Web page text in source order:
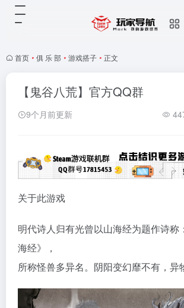
首页 • 俱 乐 部 • 游戏搭子 • 正文
【鬼谷八荒】官方QQ群
9个月前更新
关于此游戏
明代诗人归有光曾以山海经为题作诗称
海经》，
所称怪兽多异名。阴阳变幻靡不有，异